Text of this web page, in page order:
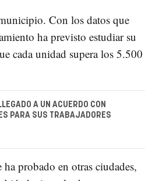
Con los datos que
ha previsto estudiar su
cada unidad supera los 5.500
A UN ACUERDO CON
PARA SUS TRABAJADORES
probado en otras ciudades,